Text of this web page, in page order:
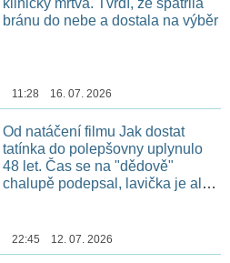
klinicky mrtvá. Tvrdí, že spatřila
bránu do nebe a dostala na výběr
11:28 16. 07. 2026
Od natáčení filmu Jak dostat
tatínka do polepšovny uplynulo
48 let. Čas se na "dědově"
chalupě podepsal, lavička je ale
22:45 12. 07. 2026